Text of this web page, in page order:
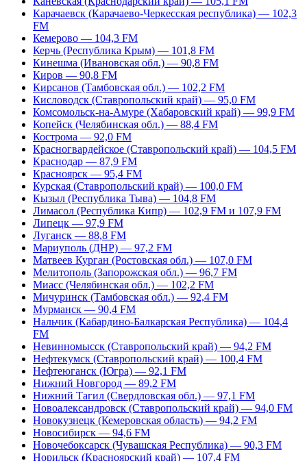
Карачаевск (Карачаево-Черкесская республика) — 102,3
FM
Кемерово — 104,3 FM
Керчь (Республика Крым) — 101,8 FM
Кинешма (Ивановская обл.) — 90,8 FM
Киров — 90,8 FM
Кирсанов (Тамбовская обл.) — 102,2 FM
Кисловодск (Ставропольский край) — 95,0 FM
Комсомольск-на-Амуре (Хабаровский край) — 99,9 FM
Копейск (Челябинская обл.) — 88,4 FM
Кострома — 92,0 FM
Красногвардейское (Ставропольский край) — 104,5 FM
Краснодар — 87,9 FM
Красноярск — 95,4 FM
Курская (Ставропольский край) — 100,0 FM
Кызыл (Республика Тыва) — 104,8 FM
Лимасол (Республика Кипр) — 102,9 FM и 107,9 FM
Липецк — 97,9 FM
Луганск — 88,8 FM
Мариуполь (ДНР) — 97,2 FM
Матвеев Курган (Ростовская обл.) — 107,0 FM
Мелитополь (Запорожская обл.) — 96,7 FM
Миасс (Челябинская обл.) — 102,2 FM
Мичуринск (Тамбовская обл.) — 92,4 FM
Мурманск — 90,4 FM
Нальчик (Кабардино-Балкарская Республика) — 104,4
FM
Невинномысск (Ставропольский край) — 94,2 FM
Нефтекумск (Ставропольский край) — 100,4 FM
Нефтеюганск (Югра) — 92,1 FM
Нижний Новгород — 89,2 FM
Нижний Тагил (Свердловская обл.) — 97,1 FM
Новоалександровск (Ставропольский край) — 94,0 FM
Новокузнецк (Кемеровская область) — 94,2 FM
Новосибирск — 94,6 FM
Новочебоксарск (Чувашская Республика) — 90,3 FM
Норильск (Красноярский край) — 107,4 FM